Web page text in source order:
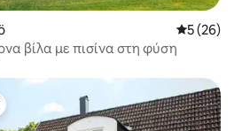
Μέση
5 (26)
βίλα με πισίνα στη φύση